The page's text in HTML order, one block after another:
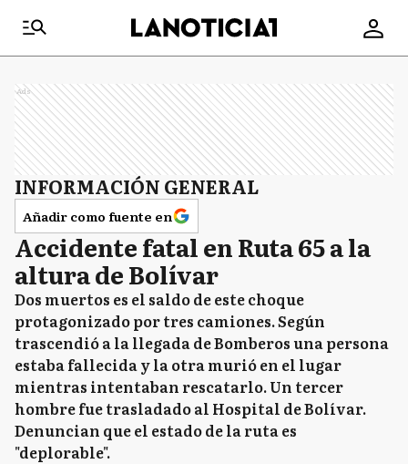
Ads
INFORMACIÓN GENERAL
Añadir como fuente en
Accidente fatal en Ruta 65 a la
altura de Bolívar
Dos muertos es el saldo de este choque
protagonizado por tres camiones. Según
trascendió a la llegada de Bomberos una persona
estaba fallecida y la otra murió en el lugar
mientras intentaban rescatarlo. Un tercer
hombre fue trasladado al Hospital de Bolívar.
Denuncian que el estado de la ruta es
"deplorable".